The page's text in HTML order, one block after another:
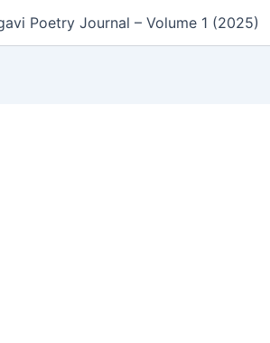
Poetry Journal – Volume 1 (2025)